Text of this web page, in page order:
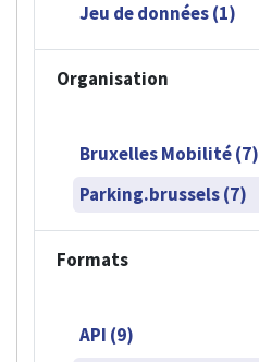
Jeu de données (1)
Organisation
Bruxelles Mobilité (7)
Parking.brussels (7)
Formats
API (9)